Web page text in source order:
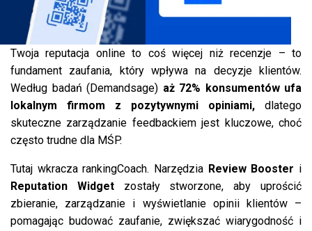
Twoja reputacja online to coś więcej niż recenzje – to
fundament zaufania, który wpływa na decyzje klientów.
Według badań (Demandsage) aż 72% konsumentów ufa
lokalnym firmom z pozytywnymi opiniami, dlatego
skuteczne zarządzanie feedbackiem jest kluczowe, choć
często trudne dla MŚP.
Tutaj wkracza rankingCoach. Narzędzia Review Booster i
Reputation Widgetzostały stworzone, aby uprościć
zbieranie, zarządzanie i wyświetlanie opinii klientów –
pomagając budować zaufanie, zwiększać wiarygodność i